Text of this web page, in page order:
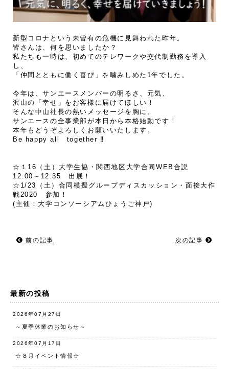
新型コロナという未曽有の危機に見舞われた昨年。
皆さんは、何を思いましたか？
私たちも一時は、初めてのテレワークや交代制勤務を導入
し、
「仲間とともに働く喜び」を噛みしめた1年でした。
今年は、サンエースメンバーの明るさ、元気、
沢山の「幸せ」をお客様に届けてほしい！
そんな中山社長の熱いメッセージを胸に、
サンエースの全事業部が本日から本格始動です！
本年もどうぞよろしくお願いいたします。
Be happy all together ‼
☆１16（土）大学生協・関西地区大学合同WEB合説
12:00～12:35 出展！
☆1/23（土）合同模擬グループディスカッション・面接大作
戦2020 参加！
(主催：大学コンソーシアムひょうご神戸)
前の記事 次の記事
最新の投稿
2026年07月27日
～夏季休業のお知らせ～
2026年07月17日
☆８月イベント情報☆